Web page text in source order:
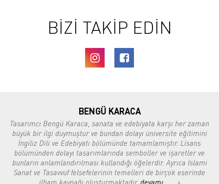
BİZİ TAKİP EDİN
BENGÜ KARACA
Tasarımcı Bengü Karaca, sanata ve edebiyata karşı her zaman
büyük bir ilgi duymuştur ve bundan dolayı üniversite eğitimini
İngiliz Dili ve Edebiyatı bölümünde tamamlamıştır. Lisans
bölümünden dolayı tasarımlarında semboller ve işaretler ve
bunların anlamlandırılması kullandığı öğelerdir. Ayrıca İslami
Sanat ve Tasavvuf felsefelerinin temelleri de birçok eserinde
ilham kaynağı oluşturmaktadır. devamı.. ... >